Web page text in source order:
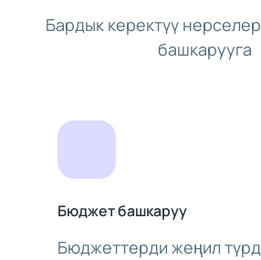
Бардык керектүү
башкарууга
Бюджет башкаруу
Бюджеттерди жеңил